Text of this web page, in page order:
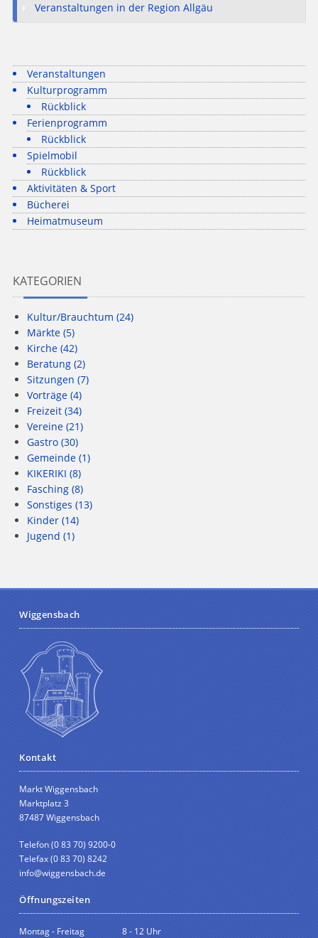
Veranstaltungen in der Region Allgäu
Veranstaltungen
Kulturprogramm
Rückblick
Ferienprogramm
Rückblick
Spielmobil
Rückblick
Aktivitäten & Sport
Bücherei
Heimatmuseum
KATEGORIEN
Kultur/Brauchtum (24)
Märkte (5)
Kirche (42)
Beratung (2)
Sitzungen (7)
Vorträge (4)
Freizeit (34)
Vereine (21)
Gastro (30)
Gemeinde (1)
KIKERIKI (8)
Fasching (8)
Sonstiges (13)
Kinder (14)
Jugend (1)
Wiggensbach
Kontakt
Markt Wiggensbach
Marktplatz 3
87487 Wiggensbach
Telefon (0 83 70) 9200-0
Telefax (0 83 70) 8242
info@wiggensbach.de
Öffnungszeiten
Montag - Freitag 8 - 12 Uhr